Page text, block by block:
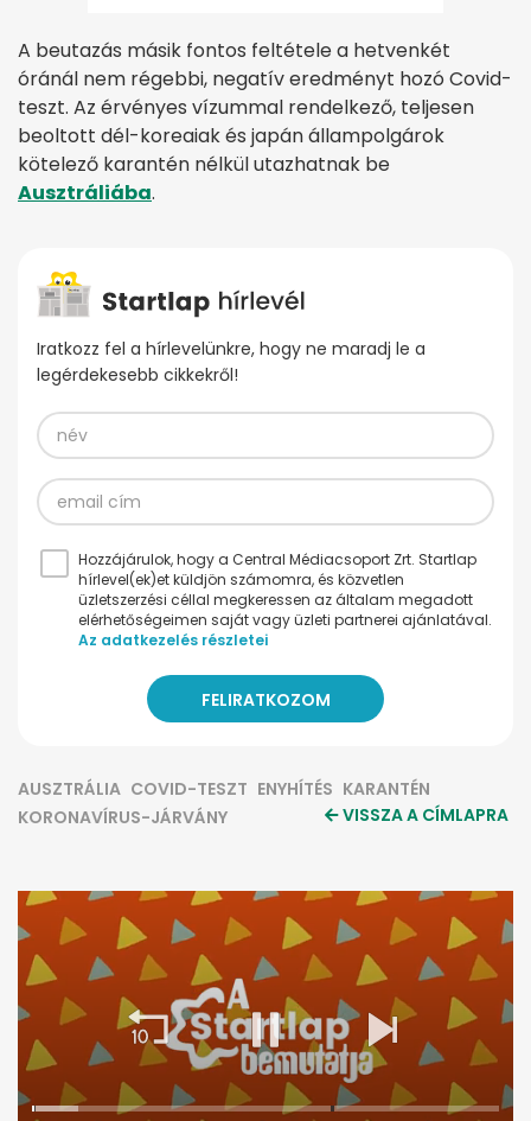
A beutazás másik fontos feltétele a hetvenkét
óránál nem régebbi, negatív eredményt hozó Covid-
teszt. Az érvényes vízummal rendelkező, teljesen
beoltott dél-koreaiak és japán állampolgárok
kötelező karantén nélkül utazhatnak be
Ausztráliába.
Iratkozz fel a hírlevelünkre, hogy ne maradj le a
legérdekesebb cikkekről!
Hozzájárulok, hogy a Central Médiacsoport Zrt. Startlap
hírlevel(ek)et küldjön számomra, és közvetlen
üzletszerzési céllal megkeressen az általam megadott
elérhetőségeimen saját vagy üzleti partnerei ajánlatával.
Az adatkezelés részletei
AUSZTRÁLIA COVID-TESZT ENYHÍTÉS KARANTÉN
KORONAVÍRUS-JÁRVÁNY
VISSZA A CÍMLAPRA